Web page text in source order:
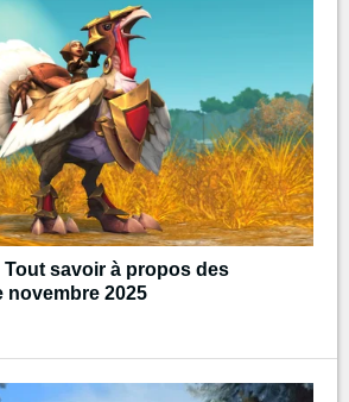
savoir à propos des
novembre 2025